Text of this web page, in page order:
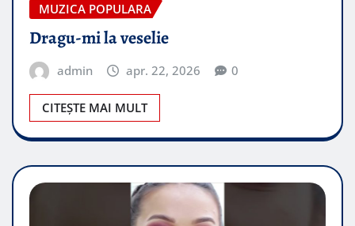
MUZICA POPULARA
Dragu-mi la veselie
admin apr. 22, 2026 0
CITEȘTE MAI MULT